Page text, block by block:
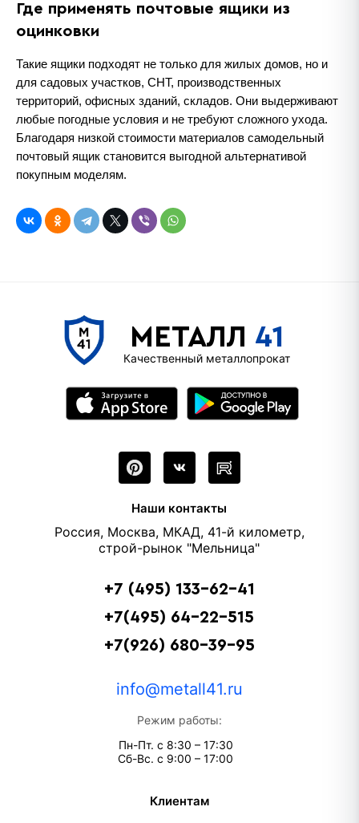
Где применять почтовые ящики из
оцинковки
Такие ящики подходят не только для жилых домов, но и
для садовых участков, СНТ, производственных
территорий, офисных зданий, складов. Они выдерживают
любые погодные условия и не требуют сложного ухода.
Благодаря низкой стоимости материалов самодельный
почтовый ящик становится выгодной альтернативой
покупным моделям.
МЕТАЛЛ 41
Качественный металлопрокат
Наши контакты
Россия, Москва, МКАД, 41-й километр,
строй-рынок "Мельница"
+7 (495) 133-62-41
+7(495) 64-22-515
+7(926) 680-39-95
info@metall41.ru
Режим работы:
Пн-Пт. с 8:30 – 17:30
Сб-Вс. с 9:00 – 17:00
Клиентам